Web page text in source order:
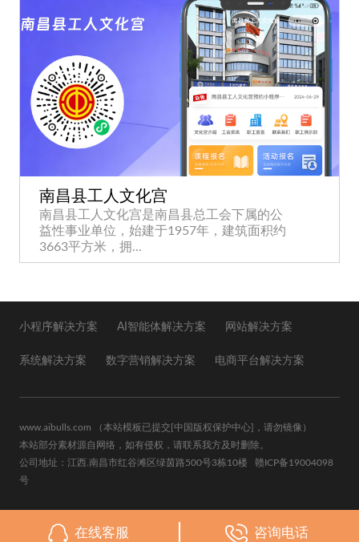
南昌县工人文化宫
南昌县工人文化宫是南昌县总工会下属的公
益性事业单位，始建于1957年，建筑面积约
3663平方米，拥...
小程序解决方案 AI智能体解决方案 网站解决方案
系统解决方案 数字营销解决方案 电商平台解决方案
www.aibulls.com （本站模板已提交 [中国版权保护中心]
，请勿镜像）
本站部分素材源自网络，如有侵权，请联系我方及时删除。
公司地址：江西.南昌市红谷滩区绿茵路500号3栋10楼 赣ICP备19004098
号
在线客服 咨询电话